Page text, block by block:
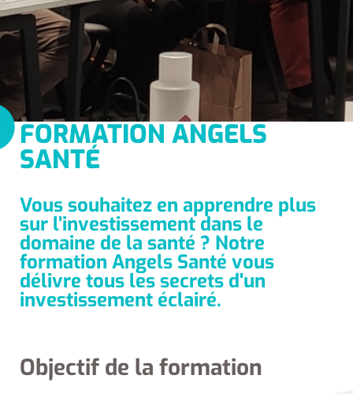
FORMATION ANGELS
SANTÉ
Vous souhaitez en apprendre plus
sur l’investissement dans le
domaine de la santé ? Notre
formation Angels Santé vous
délivre tous les secrets d'un
investissement éclairé.
Objectif de la formation